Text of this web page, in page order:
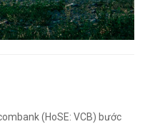
(HoSE: VCB) bước